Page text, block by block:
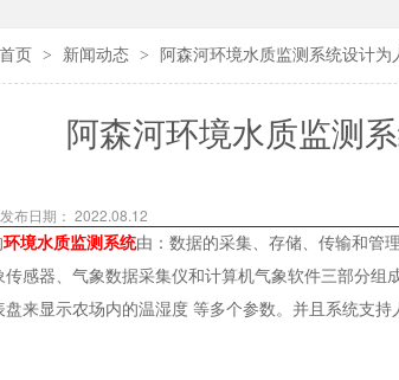
首页 > 新闻动态 > 阿森河环境水质监测系统设计为
阿森河环境水质监测
发布日期： 2022.08.12
环境水质监测系统由：数据的采集、存储、传输和管
传感器、气象数据采集仪和计算机气象软件三部分
盘来显示农场内的温湿度 等多个参数。并且系统支